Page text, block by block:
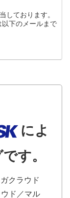
しております。
下のメールまで
によ
す。
クラウド
ド／マル